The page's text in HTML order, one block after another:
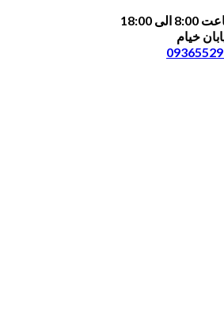
18:00
خیام